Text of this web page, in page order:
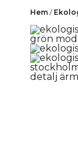
Hem /